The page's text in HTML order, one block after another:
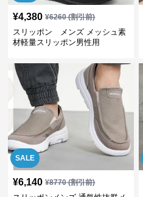
¥4,380 ¥6260(割引前)
スリッポン メンズ メッシュ素
材軽量スリッポン男性用
SALE
¥6,140 ¥8770(割引前)